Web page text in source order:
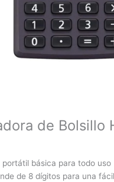
de Bolsillo
portátil básica para todo uso
de 8 dígitos para una